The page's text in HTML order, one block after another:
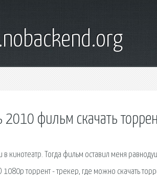
2010 фильм скачать
в кинотеатр. Тогда фильм оставил меня
1080p торрент - трекер, где можно скачать